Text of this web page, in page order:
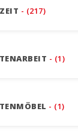
- (217)
- (1)
- (1)